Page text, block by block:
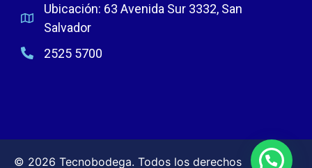
Ubicación: 63 Avenida Sur 3332, San
Salvador
2525 5700
© 2026 Tecnobodega. Todos los derechos